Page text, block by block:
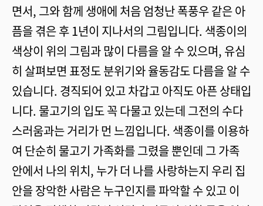
면서, 그와 함께 생애에 처음 엄청난 폭풍우 같은 아
픔을 겪은 후 1년이 지나서의 그림입니다. 색종이의
색상이 위의 그림과 많이 다름을 알 수 있으며, 유심
히 살펴보면 표정도 분위기와 율동감도 다름을 알 수
있습니다. 경직되어 있고 차갑고 아직도 아픈 상태입
니다. 물고기의 입도 꼭 다물고 있는데 그전의 수다
스러움과는 거리가 먼 느낌입니다. 색종이를 이용하
여 단순히 물고기 가족화를 그렸을 뿐인데 그 가족
안에서 나의 위치, 누가 더 나를 사랑하는지 우리 집
안을 장악한 사람은 누구인지를 파악할 수 있고 이